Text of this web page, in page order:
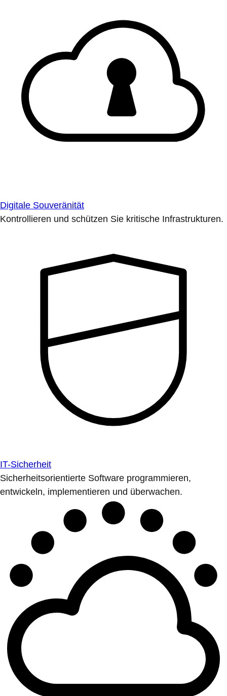
Digitale Souveränität
Kontrollieren und schützen Sie kritische Infrastrukturen.
IT-Sicherheit
Sicherheitsorientierte Software programmieren,
entwickeln, implementieren und überwachen.